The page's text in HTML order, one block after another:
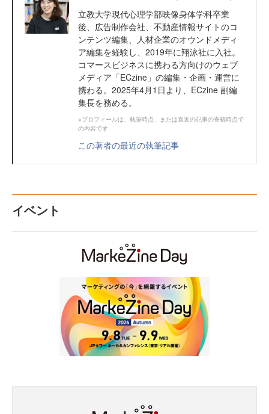
立教大学現代心理学部映像身体学科卒業
後、広告制作会社、不動産情報サイトのコ
ンテンツ編集、人材企業のオウンドメディ
ア編集を経験し、2019年に翔泳社に入社。
コマースビジネスに携わる方向けのウェブ
メディア「ECzine」の編集・企画・運営に
携わる。2025年4月1日より、ECzine 副編
集長を務める。
※プロフィールは、執筆時点、または直近の記事の寄稿時点で
の内容です
この著者の最近の執筆記事
イベント